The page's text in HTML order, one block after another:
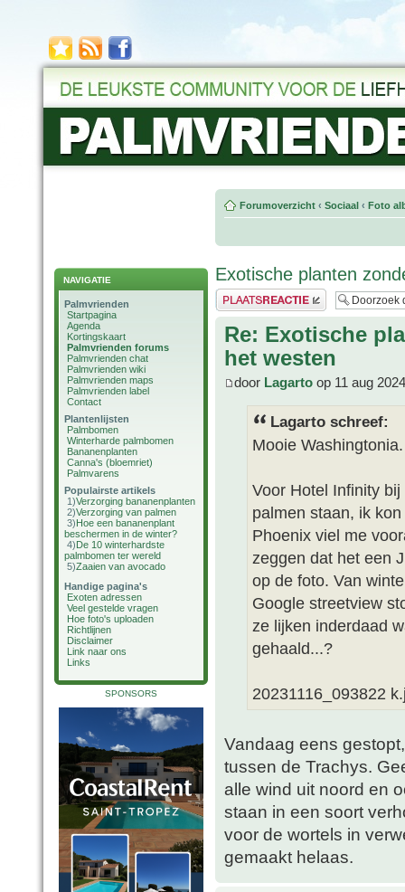
NAVIGATIE
Palmvrienden
Startpagina
Agenda
Kortingskaart
Palmvrienden forums
Palmvrienden chat
Palmvrienden wiki
Palmvrienden maps
Palmvrienden label
Contact
Plantenlijsten
Palmbomen
Winterharde palmbomen
Bananenplanten
Canna's (bloemriet)
Palmvarens
Populairste artikels
1)Verzorging bananenplanten
2)Verzorging van palmen
3)Hoe een bananenplant
beschermen in de winter?
4)De 10 winterhardste
palmbomen ter wereld
5)Zaaien van avocado
Handige pagina's
Exoten adressen
Veel gestelde vragen
Hoe foto's uploaden
Richtlijnen
Disclaimer
Link naar ons
Links
SPONSORS
Forumoverzicht ‹ Sociaal ‹ Foto
Exotische planten
Plaats een reactie
Re: Exotische
het westen
door Lagarto op 11 aug
Lagarto schreef:
Mooie Washingtonia.
Voor Hotel Infinity
palmen staan, ik
Phoenix viel me
zeggen dat het een
op de foto. Van
Google streetview
ze lijken inderdaad
gehaald...?
20231116_093822
Vandaag eens
tussen de Trachys.
alle wind uit noord en
staan in een soort
voor de wortels in
gemaakt helaas.